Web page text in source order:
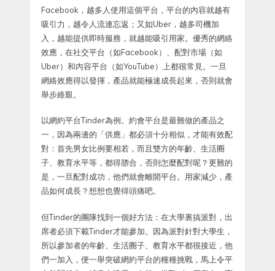
Facebook，越多人使用這個平台，平台的內容就越有
吸引力，越令人流連忘返；又如Uber，越多司機加
入，越能提供即時服務，就越能吸引用家。優秀的網絡
效應，在社交平台（如Facebook）、配對市場（如
Uber）和內容平台（如YouTube）上都很常見。一旦
網絡效應得以發揮，產品就能極速成長起來，否則就會
舉步維艱。
以網約平台Tinder為例。約會平台是最難做的產品之
一，因為兩邊的「供應」都必須十分相似，才能有效配
對：首先男女比例要相若，而且雙方的年齡、生活圈
子、教育水平等，都得脗合，否則怎麼配對呢？更難的
是，一旦配對成功，他們就會離開平台。用家減少，產
品如何成長？想想也覺得頭痛吧。
但Tinder的團隊找到一個好方法：在大學裏搞派對，出
席者必須下載Tinder才能參加。因為派對針對大學生，
所以參加者的年齡、生活圈子、教育水平都很接近，他
們一加入，便一舉突破網約平台的種種挑戰，馬上令平